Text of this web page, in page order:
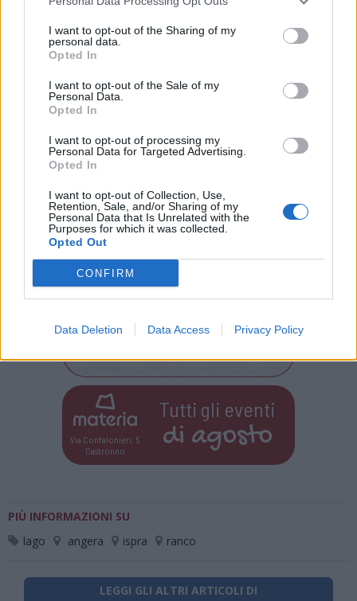
I want to opt-out of the Sharing of my
personal data.
Opted In
I want to opt-out of the Sale of my
Personal Data.
Opted In
I want to opt-out of processing my
Personal Data for Targeted Advertising.
Opted In
I want to opt-out of Collection, Use,
Retention, Sale, and/or Sharing of my
Personal Data that Is Unrelated with the
Purposes for which it was collected.
Opted Out
CONFIRM
Data Deletion Data Access Privacy Policy
gli elementi della Ortica R&B Band (che verrà
rimandato al week end successivo in caso di
pioggia), gruppo di successo che ha scelto
Ispra per una tappa del loro “Cool Tour 2010”.
operativa con una degustazione, sia sabato
durante tutta la giornata, sia domenica nella
Mattinata.
Via Confalonieri, 5
Castronno
Tutti gli eventi
di agosto
PIÙ INFORMAZIONI SU
lago
angera ispra ranco
LEGGI GLI ALTRI ARTICOLI DI